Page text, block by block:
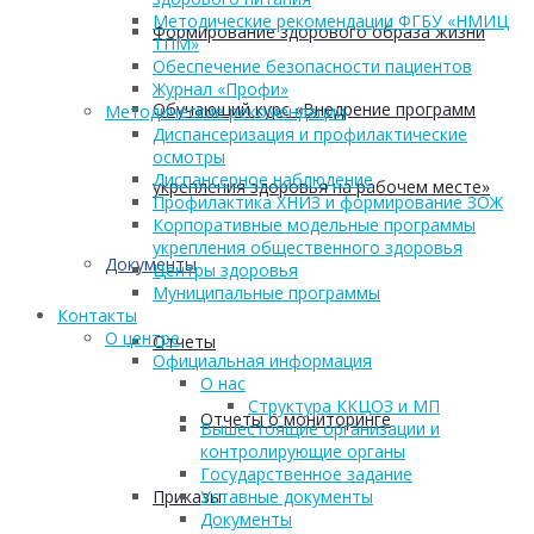
Формирование здорового образа жизни
Обучающий курс «Внедрение программ
укрепления здоровья на рабочем месте»
Документы
Отчеты
Отчеты о мониторинге
Приказы
Методические рекомендации ФГБУ «НМИЦ
ТПМ»
Обеспечение безопасности пациентов
Журнал «Профи»
Методические рекомендации
Диспансеризация и профилактические
осмотры
Диспансерное наблюдение
Профилактика ХНИЗ и формирование ЗОЖ
Корпоративные модельные программы
укрепления общественного здоровья
Центры здоровья
Муниципальные программы
Контакты
О центре
Официальная информация
О нас
Структура ККЦОЗ и МП
Вышестоящие организации и
контролирующие органы
Государственное задание
Уставные документы
Документы